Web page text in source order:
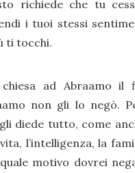
richiede che tu
i tuoi stessi
ti tocchi.
ad Abraamo il
non gli lo negò.
diede tutto, come
l’intelligenza, la
motivo dovrei